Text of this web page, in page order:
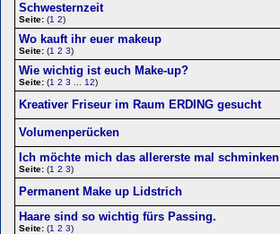
Schwesternzeit
Seite: (1 2)
Wo kauft ihr euer makeup
Seite: (1 2 3)
Wie wichtig ist euch Make-up?
Seite: (1 2 3 12)
Kreativer Friseur im Raum ERDING gesucht
Volumenperücken
Ich möchte mich das allererste mal schminken
Seite: (1 2 3)
Permanent Make up Lidstrich
Haare sind so wichtig fürs Passing.
Seite: (1 2 3)